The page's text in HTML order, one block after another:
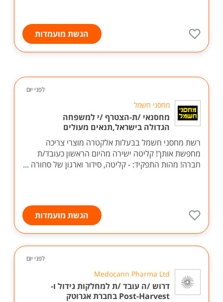
הגשת מועמדות
לפני יום
מחסני חשמל
מחסנאי /ת-הצטרף /י למשפחה
הגדולה בישראל,תנאים מעולים
רשת מחסני חשמל בבעלות אלקטרה מוצרי צריכה
מחפשת אותך! קליטה ישירה מהיום הראשון כעובד/ת
חברה! מהות התפקיד: - קליטה, סידור וארגון של סחורה ...
הגשת מועמדות
לפני יום
Medocann Pharma Ltd
דרוש /ה עובד /ת למחלקות גידול ו-
Post-Harvest בחברת אגרוטק